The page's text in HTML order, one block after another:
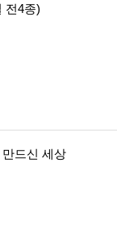
전4종)
드신 세상